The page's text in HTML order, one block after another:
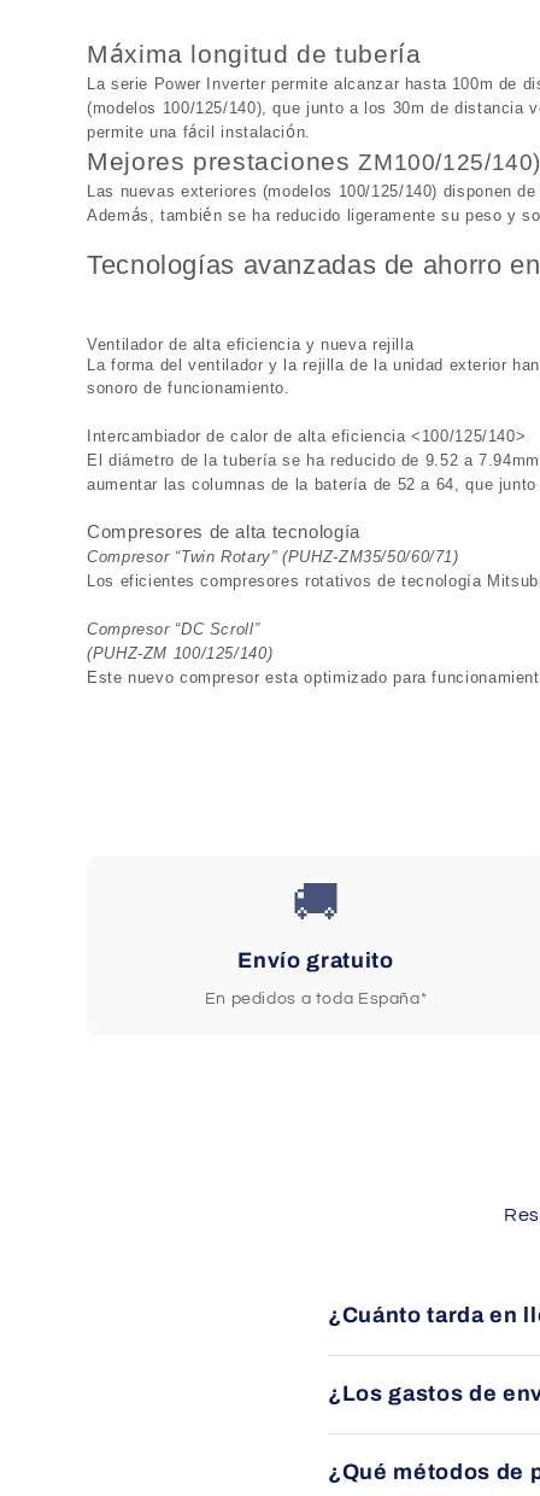
Máxima longitud de tubería
La serie Power Inverter permite alcanzar hasta 100m de
(modelos 100/125/140), que junto a los 30m de distancia
permite una fácil instalación.
Mejores prestaciones ZM100/125/140)
Las nuevas exteriores (modelos 100/125/140) disponen de
Además, tambié n se ha reducido ligeramente su peso y
Tecnologías avanzadas de ahorro
Ventilador de alta eficiencia y nueva rejilla
La forma del ventilador y la rejilla de la unidad exterior
sonoro de funcionamiento.
Intercambiador de calor de alta eficiencia <100/125/140>
El diámetro de la tubería se ha reducido de 9.52 a
aumentar las columnas de la batería de 52 a 64, que
Compresores de alta tecnología
Compresor “Twin Rotary” (PUHZ-ZM35/50/60/71)
Los eficientes compresores rotativos de tecnología
Compresor “DC Scroll”
(PUHZ-ZM 100/125/140)
Este nuevo compresor esta optimizado para
🚚
Envío gratuito
En pedidos a toda España*
¿Cuánto tarda en
¿Los gastos de
específicas en cada
¿Qué métodos de